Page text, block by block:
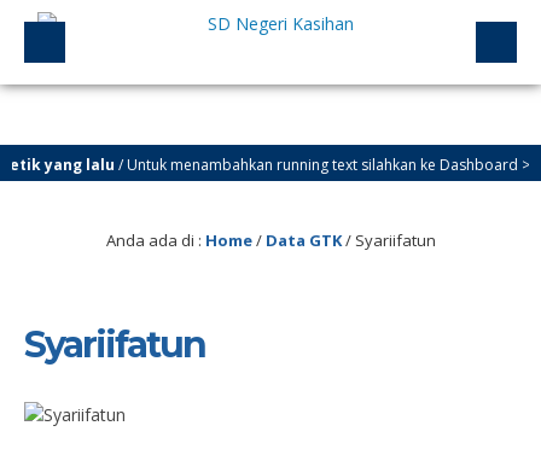
yang lalu/ Untuk menambahkan running text silahkan ke Dashboard >
Anda ada di : Home/ Data GTK/ Syariifatun
Syariifatun